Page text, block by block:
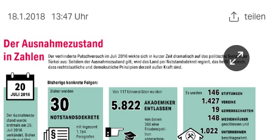
sport
berlin
nord
wahrheit
verlag
18.1.2018 13:47 Uhr teilen